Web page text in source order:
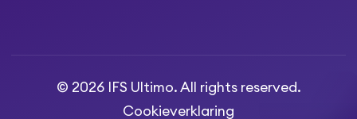
© 2026 IFS Ultimo. All rights reserved.
Cookieverklaring